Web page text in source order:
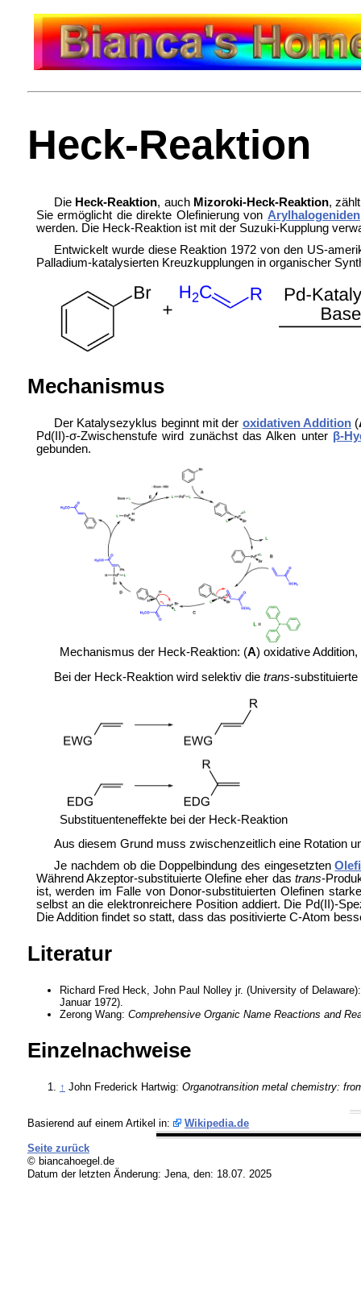
Heck-Reaktion
Die Heck-Reaktion, auch Mizoroki‐Heck-Reaktion,
Sie ermöglicht die direkte Olefinierung von Arylhalogeniden
werden. Die Heck-Reaktion ist mit der Suzuki-Kupplung
Entwickelt wurde diese Reaktion 1972 von den US-
Palladium-katalysierten Kreuzkupplungen in organischer
Mechanismus
Der Katalysezyklus beginnt mit der oxidativen Addition (
Pd(II)-σ-Zwischenstufe wird zunächst das Alken unter β-
gebunden.
Mechanismus der Heck-Reaktion: (A) oxidative Addition,
Bei der Heck-Reaktion wird selektiv die trans-substituierte
Substituenteneffekte bei der Heck-Reaktion
Aus diesem Grund muss zwischenzeitlich eine Rotation
Je nachdem ob die Doppelbindung des eingesetzten
Während Akzeptor-substituierte Olefine eher das trans-
ist, werden im Falle von Donor-substituierten Olefinen
selbst an die elektronreichere Position addiert. Die Pd(II)-
Die Addition findet so statt, dass das positivierte C-Atom
Literatur
Richard Fred Heck, John Paul Nolley jr. (University of
Januar 1972).
Zerong Wang: Comprehensive Organic Name Reactions and
Einzelnachweise
↑ John Frederick Hartwig: Organotransition metal chemistry:
Basierend auf einem Artikel in: Wikipedia.de
Seite zurück
© biancahoegel.de
Datum der letzten Änderung: Jena, den: 18.07. 2025